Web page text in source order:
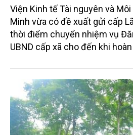
Viện Kinh tế Tài nguyên và
Minh vừa có đề xuất gửi cấp
thời điểm chuyển nhiệm vụ
UBND cấp xã cho đến khi
hạ tầng dữ liệu số chưa hoàn
tắc lớn cho người dân và